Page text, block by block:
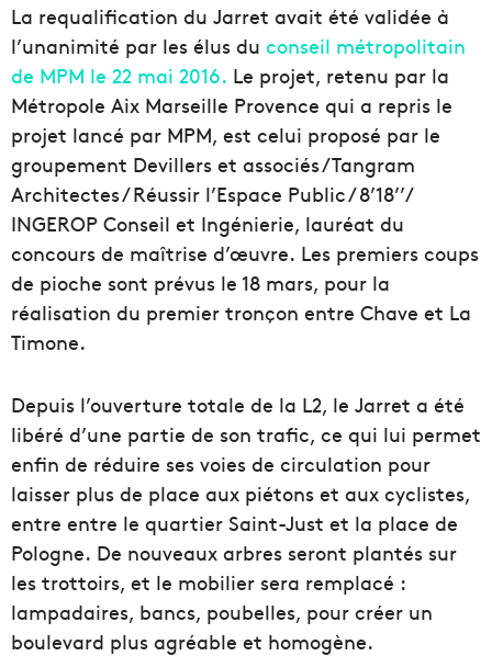
La requalification du Jarret avait été validée à
l’unanimité par les élus du conseil métropolitain
de MPM le 22 mai 2016. Le projet, retenu par la
Métropole Aix Marseille Provence qui a repris le
projet lancé par MPM, est celui proposé par le
groupement Devillers et associés / Tangram
Architectes / Réussir l’Espace Public / 8’18’’/
INGEROP Conseil et Ingénierie, lauréat du
concours de maîtrise d’œuvre. Les premiers coups
de pioche sont prévus le 18 mars, pour la
réalisation du premier tronçon entre Chave et La
Timone.
Depuis l’ouverture totale de la L2, le Jarret a été
libéré d’une partie de son trafic, ce qui lui permet
enfin de réduire ses voies de circulation pour
laisser plus de place aux piétons et aux cyclistes,
entre entre le quartier Saint-Just et la place de
Pologne. De nouveaux arbres seront plantés sur
les trottoirs, et le mobilier sera remplacé :
lampadaires, bancs, poubelles, pour créer un
boulevard plus agréable et homogène.